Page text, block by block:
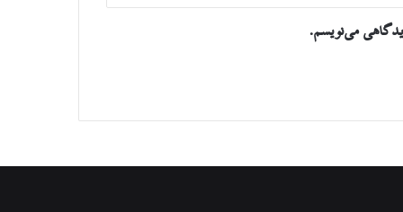
می‌نویسم.